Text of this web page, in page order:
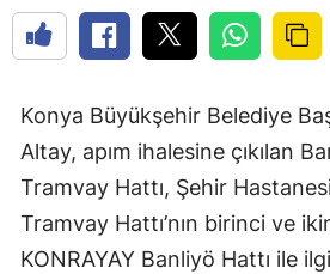
Konya Büyükşehir Belediye
Altay, apım ihalesine çıkılan
Tramvay Hattı, Şehir
Tramvay Hattı’nın birinci ve
KONRAYAY Banliyö Hattı ile